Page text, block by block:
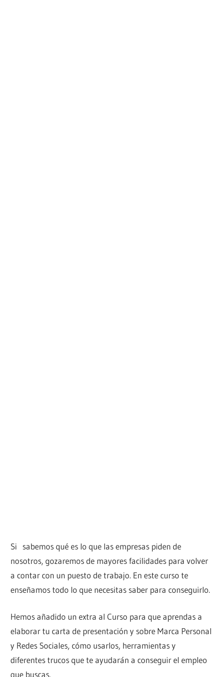
Si sabemos qué es lo que las empresas piden de
nosotros, gozaremos de mayores facilidades para volver
a contar con un puesto de trabajo. En este curso te
enseñamos todo lo que necesitas saber para conseguirlo.
Hemos añadido un extra al Curso para que aprendas a
elaborar tu carta de presentación y sobre Marca Personal
y Redes Sociales, cómo usarlos, herramientas y
diferentes trucos que te ayudarán a conseguir el empleo
que buscas.